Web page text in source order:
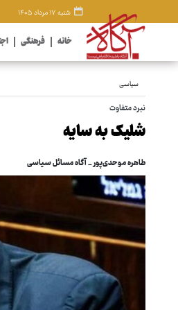
شنبه ۱۷ مرداد ۱۴۰۵
خانه فرهنگی
سیاسی
نبرد متفاوت
شلیک به سایه
طاهره موحدی‌پور _ آگاه مسائل سیاسی